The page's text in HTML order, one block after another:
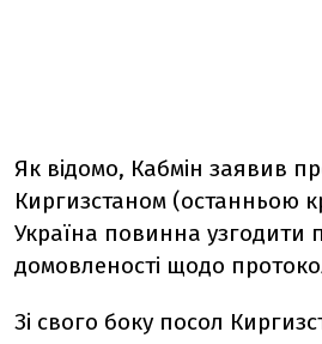
Як відомо, Кабмін заявив
Киргизстаном (останньою
Україна повинна узгодити
домовленості щодо
Зі свого боку посол